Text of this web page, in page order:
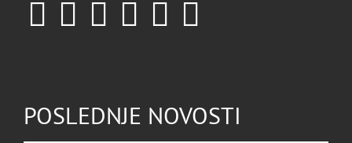
POSLEDNJE NOVOSTI